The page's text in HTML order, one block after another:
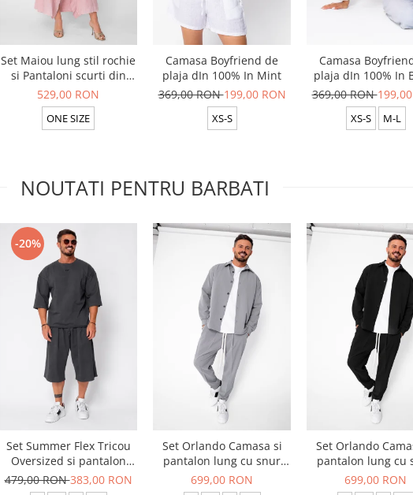
Set Maiou lung stil rochie
si Pantaloni scurti din
100% in Rose
529,00 RON
ONE SIZE
Camasa Boyfriend de
plaja dIn 100% In Mint
369,00 RON199,00 RON
XS-S
Camasa
plaja dIn 100% In
369,00 RON
XS-S M-L
NOUTATI PENTRU BARBATI
-20%
Set Summer Flex Tricou
Oversized si pantalon
scurt Baggy Grey
Anthracite
479,00 RON383,00 RON
Set Orlando Camasa si
pantalon lung cu snur
Premium Grey
699,00 RON
Set Orlando
pantalon lung cu
Premium Black
699,00 RON